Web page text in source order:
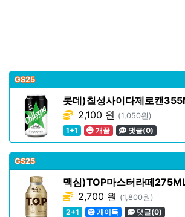
GS25
롯데)칠성사이다제로캔
2,100 원 (1,050원)
1+1
개꿀 댓글(0)
GS25
맥심)TOP마스터라떼
2,700 원 (1,800원)
2+1
개이득 댓글(0)